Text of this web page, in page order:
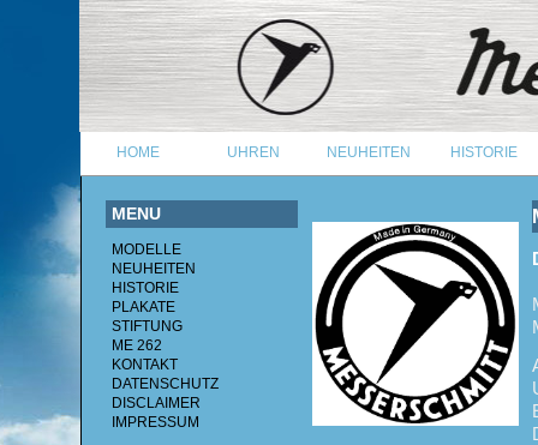
HOME UHREN NEUHEITEN HISTORIE
MENU
MODELLE
NEUHEITEN
HISTORIE
PLAKATE
STIFTUNG
ME 262
KONTAKT
DATENSCHUTZ
DISCLAIMER
IMPRESSUM